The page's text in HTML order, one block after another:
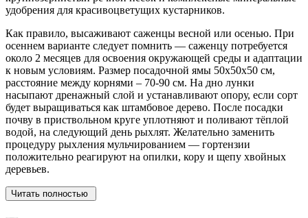
удобрения для красивоцветущих кустарников.
Как правило, высаживают саженцы весной или осенью. При
осеннем варианте следует помнить — саженцу потребуется
около 2 месяцев для освоения окружающей среды и адаптации
к новым условиям. Размер посадочной ямы 50х50х50 см,
расстояние между корнями – 70-90 см. На дно лунки
насыпают дренажный слой и устанавливают опору, если сорт
будет выращиваться как штамбовое дерево. После посадки
почву в приствольном круге уплотняют и поливают тёплой
водой, на следующий день рыхлят. Желательно заменить
процедуру рыхления мульчированием — гортензии
положительно реагируют на опилки, кору и щепу хвойных
деревьев.
Читать полностью